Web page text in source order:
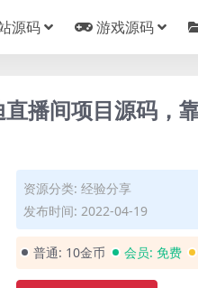
源码 游戏源码
播间项目源码，
资源分类: 经验分享
发布时间: 2022-04-19
普通: 10金币 会员: 免费